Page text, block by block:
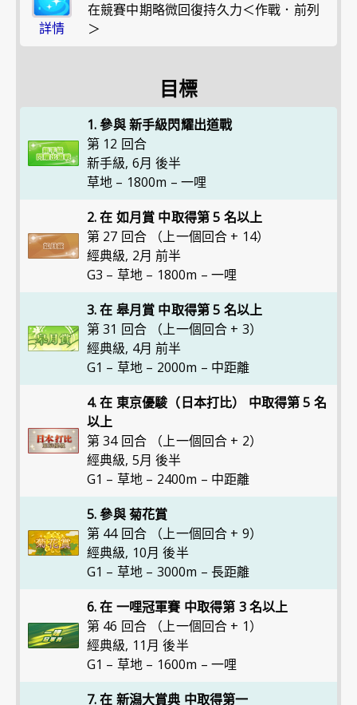
詳情
在競賽中期略微回復持久力＜作戰．前列
＞
目標
1. 參與 新手級閃耀出道戰
第 12 回合
新手級, 6月 後半
草地 – 1800m – 一哩
2. 在 如月賞 中取得第 5 名以上
第 27 回合 （上一個回合 + 14）
經典級, 2月 前半
G3 – 草地 – 1800m – 一哩
3. 在 皋月賞 中取得第 5 名以上
第 31 回合 （上一個回合 + 3）
經典級, 4月 前半
G1 – 草地 – 2000m – 中距離
4. 在 東京優駿（日本打比） 中取得第 5 名
以上
第 34 回合 （上一個回合 + 2）
經典級, 5月 後半
G1 – 草地 – 2400m – 中距離
5. 參與 菊花賞
第 44 回合 （上一個回合 + 9）
經典級, 10月 後半
G1 – 草地 – 3000m – 長距離
6. 在 一哩冠軍賽 中取得第 3 名以上
第 46 回合 （上一個回合 + 1）
經典級, 11月 後半
G1 – 草地 – 1600m – 一哩
7. 在 新潟大賞典 中取得第一